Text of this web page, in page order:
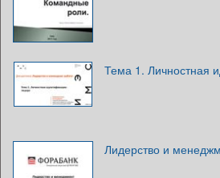
Тема 1. Личностная
Лидерство и